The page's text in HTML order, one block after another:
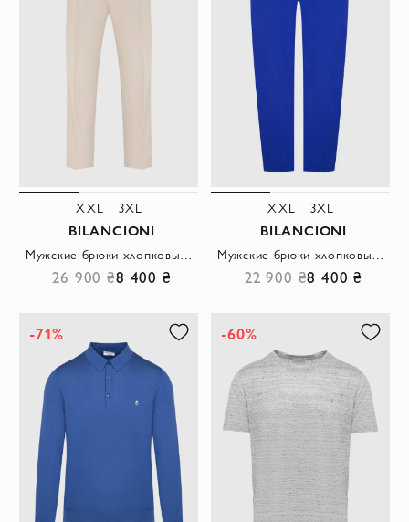
XXL 3XL
BILANCIONI
26 900 ₴8 400 ₴
XXL 3XL
BILANCIONI
22 900 ₴8 400 ₴
-71% -60%